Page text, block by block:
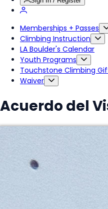
Memberships + Passes
Climbing Instruction
LA Boulder's Calendar
Youth Programs
Touchstone Climbing
Waiver
Acuerdo del